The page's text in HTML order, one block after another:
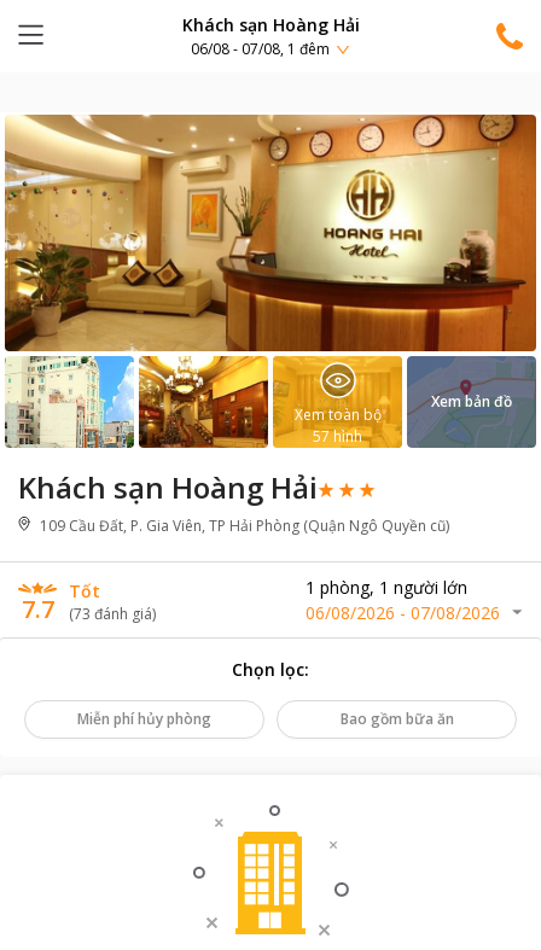
Khách sạn Hoàng Hải
06/08 - 07/08, 1 đêm
Khách sạn Hoàng Hải
109 Cầu Đất, P. Gia Viên, TP Hải Phòng (Quận Ngô Quyền cũ)
7.7
Tốt
(73 đánh giá)
1 phòng, 1 người lớn
06/08/2026 - 07/08/2026
Xem toàn bộ
57hình
Xem bản đồ
Chọn lọc:
Miễn phí hủy phòng Bao gồm bữa ăn